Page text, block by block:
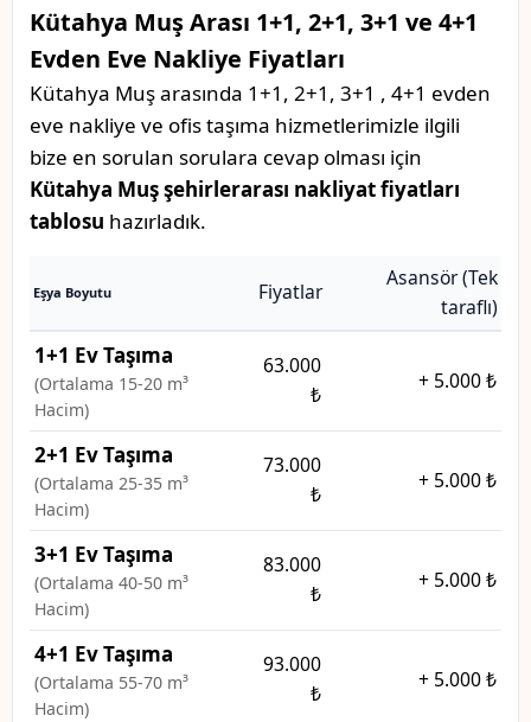
Kütahya Muş Arası 1+1, 2+1, 3+1 ve 4+1
Evden Eve Nakliye Fiyatları
Kütahya Muş arasında 1+1, 2+1, 3+1 , 4+1 evden
eve nakliye ve ofis taşıma hizmetlerimizle ilgili
bize en sorulan sorulara cevap olması için
Kütahya Muş şehirlerarası nakliyat fiyatları
tablosu hazırladık.
Eşya Boyutu Fiyatlar
Asansör (Tek
taraflı)
1+1 Ev Taşıma
(Ortalama 15-20 m³
Hacim)
63.000
₺
+ 5.000 ₺
2+1 Ev Taşıma
(Ortalama 25-35 m³
Hacim)
73.000
₺
+ 5.000 ₺
3+1 Ev Taşıma
(Ortalama 40-50 m³
Hacim)
83.000
₺
+ 5.000 ₺
4+1 Ev Taşıma
(Ortalama 55-70 m³
Hacim)
93.000
₺
+ 5.000 ₺